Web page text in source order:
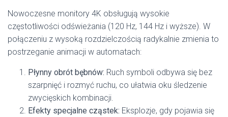
Nowoczesne monitory 4K obsługują wysokie
częstotliwości odświeżania (120 Hz, 144 Hz i wyższe). W
połączeniu z wysoką rozdzielczością radykalnie zmienia to
postrzeganie animacji w automatach:
Płynny obrót bębnów: Ruch symboli odbywa się bez
szarpnięć i rozmyć ruchu, co ułatwia oku śledzenie
zwycięskich kombinacji.
Efekty specjalne cząstek: Eksplozje, gdy pojawia się